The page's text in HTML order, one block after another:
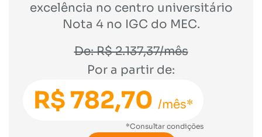
excelência no centro universitário
Nota 4 no IGC do MEC.
De: R$ 2.137,37/mês
Por a partir de:
R$ 782,70 /mês*
*Consultar condições